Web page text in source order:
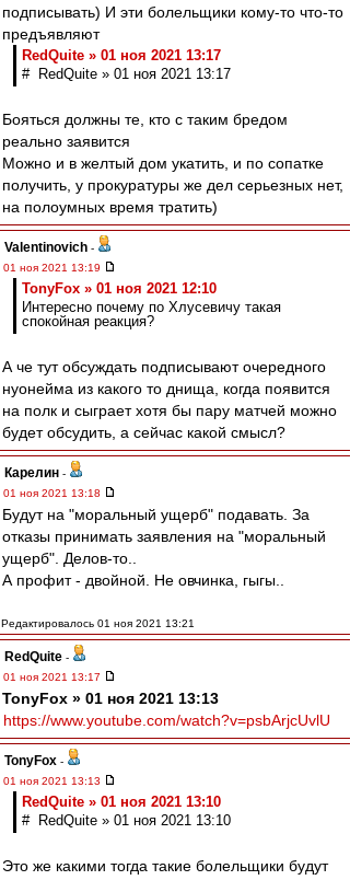
подписывать) И эти болельщики кому-то что-то
предъявляют
RedQuite » 01 ноя 2021 13:17
# RedQuite » 01 ноя 2021 13:17
Бояться должны те, кто с таким бредом
реально заявится
Можно и в желтый дом укатить, и по сопатке
получить, у прокуратуры же дел серьезных нет,
на полоумных время тратить)
Valentinovich -
01 ноя 2021 13:19
TonyFox » 01 ноя 2021 12:10
Интересно почему по Хлусевичу такая
спокойная реакция?
А че тут обсуждать подписывают очередного
нуонейма из какого то днища, когда появится
на полк и сыграет хотя бы пару матчей можно
будет обсудить, а сейчас какой смысл?
Карелин -
01 ноя 2021 13:18
Будут на "моральный ущерб" подавать. За
отказы принимать заявления на "моральный
ущерб". Делов-то..
А профит - двойной. Не овчинка, гыгы..
Редактировалось 01 ноя 2021 13:21
RedQuite -
01 ноя 2021 13:17
TonyFox » 01 ноя 2021 13:13
https://www.youtube.com/watch?v=psbArjcUvlU
TonyFox -
01 ноя 2021 13:13
RedQuite » 01 ноя 2021 13:10
# RedQuite » 01 ноя 2021 13:10
Это же какими тогда такие болельщики будут